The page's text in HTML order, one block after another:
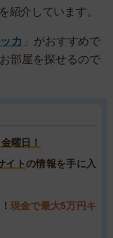
紹介しています。
カ 」がおすすめで
部屋を探せるので
曜日！
イトの情報を手に入
現金で最大5万円キ